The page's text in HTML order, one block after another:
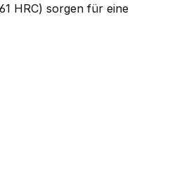
HRC) sorgen für eine